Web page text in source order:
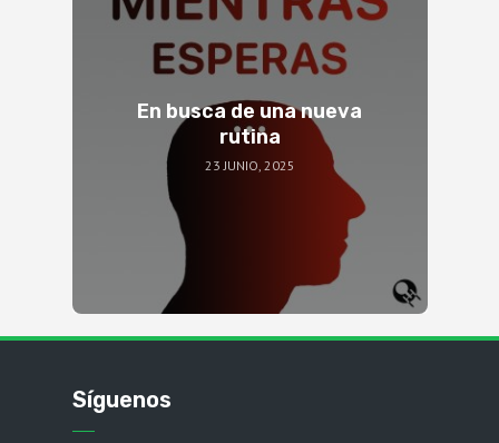
En busca de una nueva
rutina
23 JUNIO, 2025
Síguenos